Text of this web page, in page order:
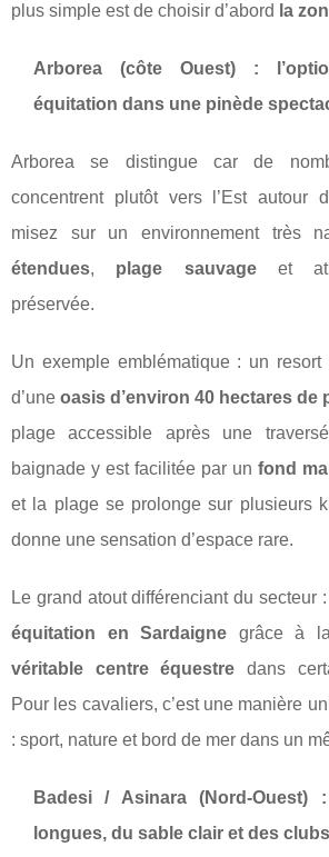
plus simple est de choisir d’abord la
Arborea (côte Ouest) :
équitation dans une pinède
Arborea se distingue car de
concentrent plutôt vers l’Est autour
misez sur un environnement très
étendues, plage sauvageet
préservée.
Un exemple emblématique : un
d’uneoasis d’environ 40 hectares de
plage accessible après une
baignade y est facilitée par unfond
et la plage se prolonge sur plusieurs
donne une sensation d’espace rare.
Le grand atout différenciant du secteur
équitation en Sardaigne grâce à la
véritable centre équestre dans
Pour les cavaliers, c’est une manière
: sport, nature et bord de mer dans un
Badesi / Asinara (Nord‑Ouest)
longues, du sable clair et des